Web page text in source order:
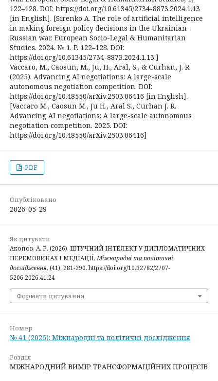
122–128. DOI: https://doi.org/10.61345/2734-8873.2024.1.13
[in English]. [Sirenko A. The role of artificial intelligence
in making foreign policy decisions in the Ukrainian-
Russian war. European Socio-Legal & Humanitarian
Studies. 2024. № 1. P. 122–128. DOI:
https://doi.org/10.61345/2734-8873.2024.1.13.]
Vaccaro, M., Caosun, M., Ju, H., Aral, S., & Curhan, J. R.
(2025). Advancing AI negotiations: A large-scale
autonomous negotiation competition. DOI:
https://doi.org/10.48550/arXiv.2503.06416 [in English].
[Vaccaro M., Caosun M., Ju H., Aral S., Curhan J. R.
Advancing AI negotiations: A large-scale autonomous
negotiation competition. 2025. DOI:
https://doi.org/10.48550/arXiv.2503.06416]
PDF
Опубліковано
2026-05-29
Як цитувати
Акопов, А. Р. (2026). ШТУЧНИЙ ІНТЕЛЕКТ У ДИПЛОМАТИЧНИХ
ПЕРЕМОВИНАХ І МЕДІАЦІЇ. Міжнародні та політичні
дослідження, (41), 281-290. https://doi.org/10.32782/2707-
5206.2026.41.24
Формати цитування
Номер
№ 41 (2026): Міжнародні та політичні дослідження
Розділ
МІЖНАРОДНИЙ ВИМІР ТРАНСФОРМАЦІЙНИХ ПРОЦЕСІВ